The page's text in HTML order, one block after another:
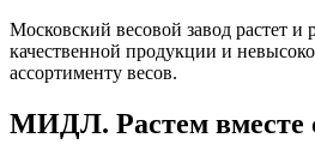
Московский весовой завод растет и
качественной продукции и
ассортименту весов.
МИДЛ. Растем вместе